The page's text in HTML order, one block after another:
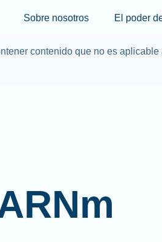
Sobre nosotros El poder
contenido que no es aplicable